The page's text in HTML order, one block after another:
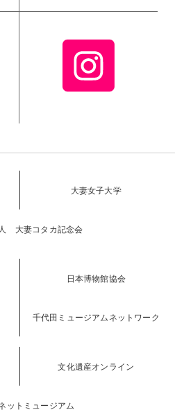
大妻女子大学
大妻コタカ記念会
日本博物館協会
千代田ミュージアムネットワーク
文化遺産オンライン
ットミュージアム